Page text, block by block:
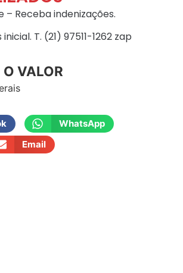
– Receba indenizações.
T. (21) 97511-1262 zap
VALOR
WhatsApp
Email